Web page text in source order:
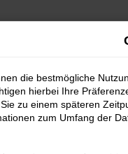
die bestmögliche
hierbei Ihre
zu einem späteren
zum Umfang der